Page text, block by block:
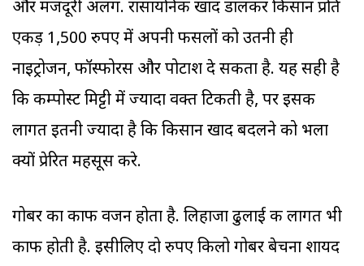
और मजदूरी अलग. रासायनिक खाद डालकर किसान प्रति
एकड़ 1,500 रुपए में अपनी फसलों को उतनी ही
नाइट्रोजन, फॉस्फोरस और पोटाश दे सकता है. यह सही है
कि कम्पोस्ट मिट्टी में ज्यादा वक्त टिकती है, पर इसकी
लागत इतनी ज्यादा है कि किसान खाद बदलने को भला
क्यों प्रेरित महसूस करे.
गोबर का काफी वजन होता है. लिहाजा ढुलाई की लागत भी
काफी होती है. इसीलिए दो रुपए किलो गोबर बेचना शायद